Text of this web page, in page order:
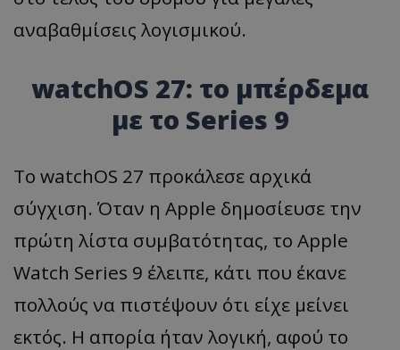
αναβαθμίσεις λογισμικού.
watchOS 27: το μπέρδεμα
με το Series 9
Το watchOS 27 προκάλεσε αρχικά
σύγχιση. Όταν η Apple δημοσίευσε την
πρώτη λίστα συμβατότητας, το Apple
Watch Series 9 έλειπε, κάτι που έκανε
πολλούς να πιστέψουν ότι είχε μείνει
εκτός. Η απορία ήταν λογική, αφού το